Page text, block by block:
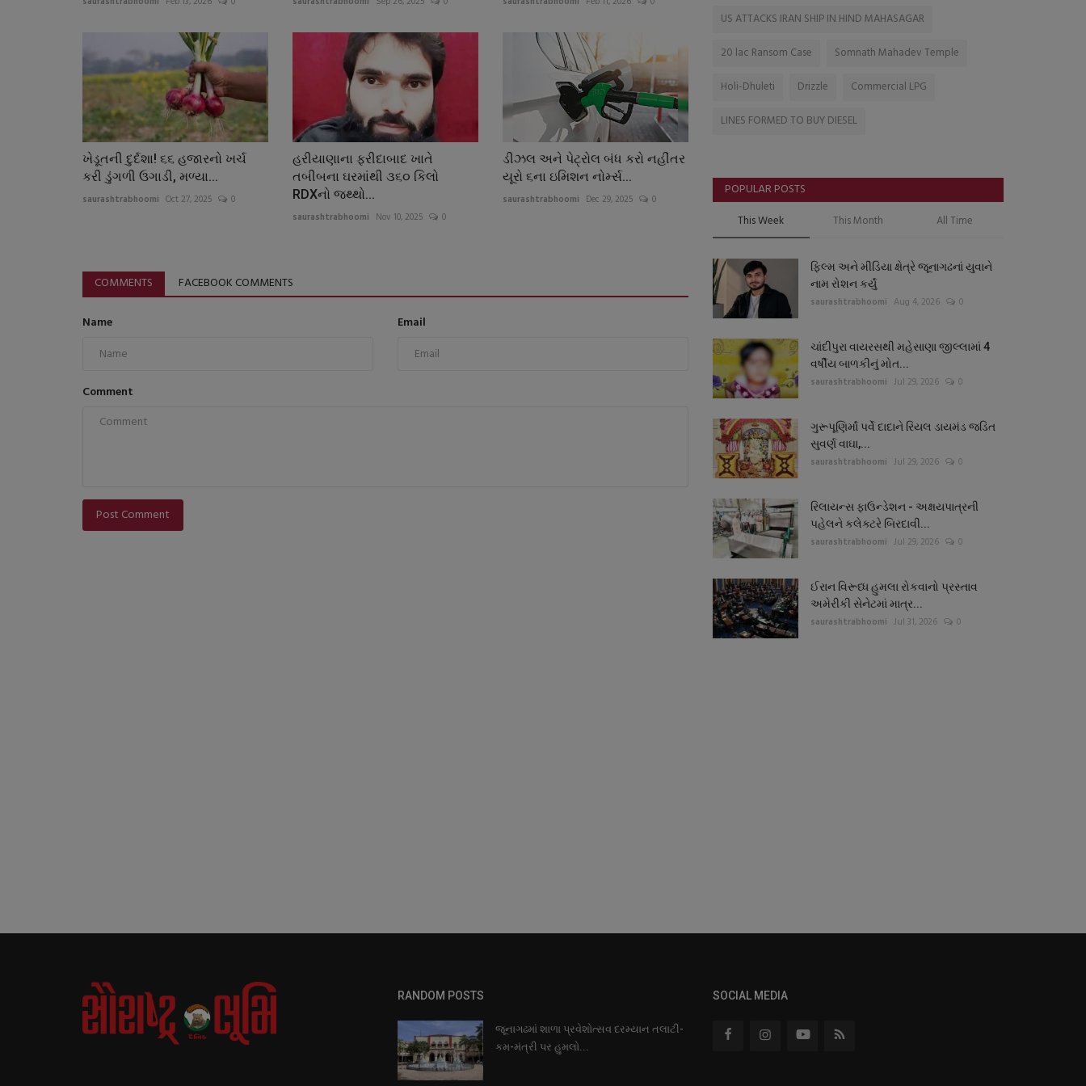
ખેડૂતની દુર્દશા! ૬૬ હજારનો ખર્ચ
કરી ડુંગળી ઉગાડી, મળ્યા...
saurashtrabhoomi Oct 27, 2025 0
હરીયાણાના ફરીદાબાદ ખાતે
તબીબના ઘરમાંથી ૩૬૦ કિલો
RDXનો જથ્થો...
saurashtrabhoomi Nov 10, 2025 0
ડીઝલ અને પેટ્રોલ બંધ કરો નહીંતર
યૂરો ૬ના ઇમિશન નોર્મ્સ...
saurashtrabhoomi Dec 29, 2025 0
COMMENTS FACEBOOK COMMENTS
Name Email
Comment
Post Comment
US ATTACKS IRAN SHIP IN HIND MAHASAGAR
20 lac Ransom Case
Somnath Mahadev Temple
Holi-Dhuleti
Drizzle
Commercial LPG
LINES FORMED TO BUY DIESEL
POPULAR POSTS
This Week This Month All Time
ફિલ્મ અને મીડિયા ક્ષેત્રે જૂનાગઢનાં યુવાને
નામ રોશન કર્યું
saurashtrabhoomi Aug 4, 2026 0
ચાંદીપુરા વાયરસથી મહેસાણા જીલ્લામાં 4
વર્ષીય બાળકીનું મોત...
saurashtrabhoomi Jul 29, 2026 0
ગુરૂપૂણિર્માં પર્વે દાદાને રિયલ ડાયમંડ જડિત
સુવર્ણ વાઘા,...
saurashtrabhoomi Jul 29, 2026 0
રિલાયન્સ ફાઉન્ડેશન - અક્ષયપાત્રની
પહેલને કલેક્ટરે બિરદાવી...
saurashtrabhoomi Jul 29, 2026 0
ઈરાન વિરૂધ્ધ હુમલા રોકવાનો પ્રસ્તાવ
અમેરીકી સેનેટમાં માત્ર...
saurashtrabhoomi Jul 31, 2026 0
RANDOM POSTS
જૂનાગઢમાં શાળા પ્રવેશોત્સવ દરમ્યાન તલાટી-
કમ-મંત્રી પર હુમલો...
SOCIAL MEDIA